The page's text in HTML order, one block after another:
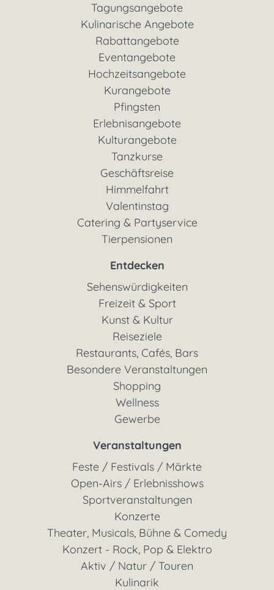
Tagungsangebote
Kulinarische Angebote
Rabattangebote
Eventangebote
Hochzeitsangebote
Kurangebote
Pfingsten
Erlebnisangebote
Kulturangebote
Tanzkurse
Geschäftsreise
Himmelfahrt
Valentinstag
Catering & Partyservice
Tierpensionen
Entdecken
Sehenswürdigkeiten
Freizeit & Sport
Kunst & Kultur
Reiseziele
Restaurants, Cafés, Bars
Besondere Veranstaltungen
Shopping
Wellness
Gewerbe
Veranstaltungen
Feste / Festivals / Märkte
Open-Airs / Erlebnisshows
Sportveranstaltungen
Konzerte
Theater, Musicals, Bühne & Comedy
Konzert - Rock, Pop & Elektro
Aktiv / Natur / Touren
Kulinarik